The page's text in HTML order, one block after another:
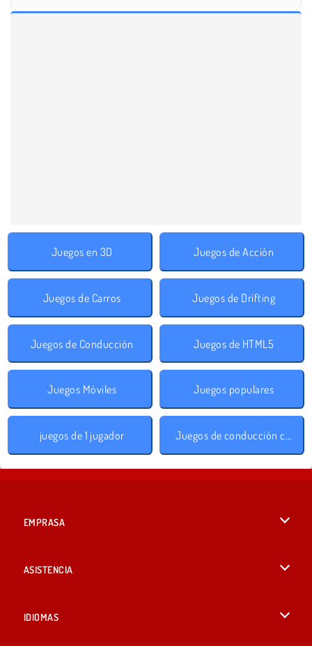
Juegos en 3D Juegos de Acción
Juegos de Carros Juegos de Drifting
Juegos de Conducción Juegos de HTML5
Juegos Móviles Juegos populares
juegos de 1 jugador Juegos de conducción con obstáculos
EMPRASA
ASISTENCIA
IDIOMAS